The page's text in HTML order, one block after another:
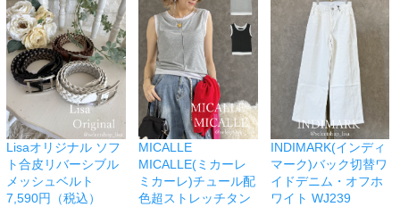
Lisaオリジナル ソフ
ト合皮リバーシブル
メッシュベルト
7,590円（税込）
MICALLE
MICALLE(ミカーレ
ミカーレ)チュール配
色超ストレッチタン
INDIMARK(インディ
マーク)バック切替ワ
イドデニム・オフホ
ワイト WJ239